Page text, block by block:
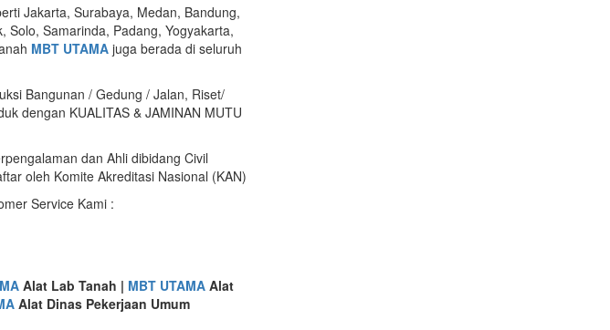
Jakarta, Surabaya, Medan, Bandung,
Solo, Samarinda, Padang, Yogyakarta,
MBT UTAMA juga berada di seluruh
Bangunan / Gedung / Jalan, Riset/
dengan KUALITAS & JAMINAN MUTU
dan Ahli dibidang Civil
oleh Komite Akreditasi Nasional (KAN)
Service Kami :
Alat Lab Tanah | MBT UTAMA Alat
Alat Dinas Pekerjaan Umum